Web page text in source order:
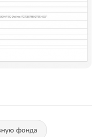
фонда